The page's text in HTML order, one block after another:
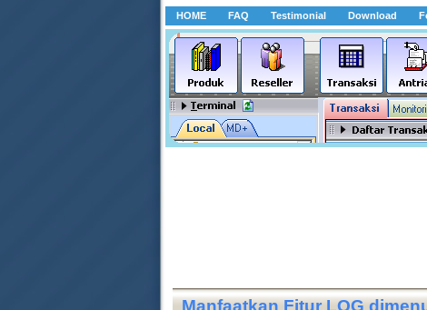
HOME FAQ Testimonial Download
Manfaatkan Fitur LOG